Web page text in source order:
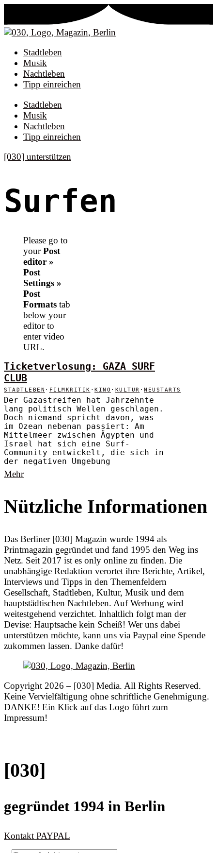
Stadtleben
Musik
Nachtleben
Tipp einreichen
Stadtleben
Musik
Nachtleben
Tipp einreichen
[030] unterstützen
Surfen
Please go to
yourPost
editor »
Post
Settings »
Post
Formats tab
below your
editor to
enter video
URL.
Ticketverlosung: GAZA SURF
CLUB
STADTLEBEN · FILMKRITIK · KINO · KULTUR · NEUSTARTS
Der Gazastreifen hat Jahrzehnte
lang politisch Wellen geschlagen.
Doch niemand spricht davon, was
im Ozean nebenan passiert: Am
Mittelmeer zwischen Ägypten und
Israel hat sich eine Surf-
Community entwickelt, die sich in
der negativen Umgebung
Mehr
Nützliche Informationen
Das Berliner [030] Magazin wurde 1994 als
Printmagazin gegründet und fand 1995 den Weg ins
Netz. Seit 2017 ist es only online zu finden. Die
unabhängige Redaktion verortet ihre Berichte, Artikel,
Interviews und Tipps in den Themenfeldern
Gesellschaft, Stadtleben, Kultur, Musik und dem
hauptstädtischen Nachtleben. Auf Werbung wird
weitestgehend verzichtet. Inhaltlich folgt man der
Devise: Hauptsache kein Scheiß! Wer uns dabei
unterstützen möchte, kann uns via Paypal eine Spende
zukommen lassen. Danke dafür!
Copyright 2026 – [030] Media. All Rights Reserved.
Keine Vervielfältigung ohne schriftliche Genehmigung.
DANKE! Ein Klick auf das Logo führt zum
Impressum!
[030]
gegründet 1994 in Berlin
Kontakt PAYPAL